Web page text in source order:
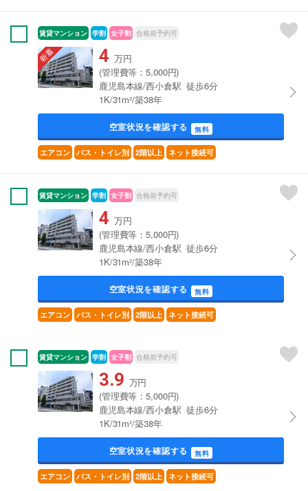
賃貸マンション 学割 女子割 合格前予約可
4 万円
(管理費等：5,000円)
鹿児島本線/西小倉駅 徒歩6分
1K/31m²/築38年
空室状況を確認する 無料
エアコン バス・トイレ別 2階以上 ネット接続可
賃貸マンション 学割 女子割 合格前予約可
4 万円
(管理費等：5,000円)
鹿児島本線/西小倉駅 徒歩6分
1K/31m²/築38年
空室状況を確認する 無料
エアコン バス・トイレ別 2階以上 ネット接続可
賃貸マンション 学割 女子割 合格前予約可
3.9 万円
(管理費等：5,000円)
鹿児島本線/西小倉駅 徒歩6分
1K/31m²/築38年
空室状況を確認する 無料
エアコン バス・トイレ別 2階以上 ネット接続可